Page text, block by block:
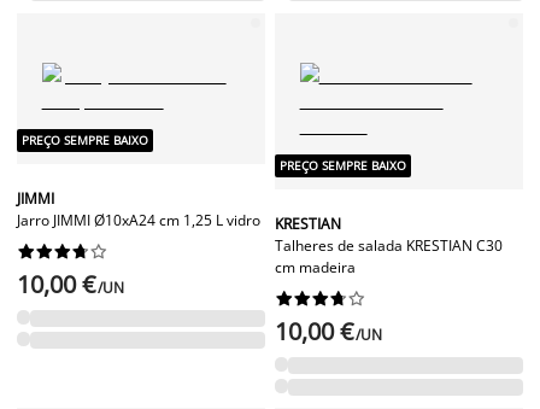
PREÇO SEMPRE BAIXO
JIMMI
Jarro JIMMI Ø10xA24 cm 1,25 L vidro






10,00 €/UN
PREÇO SEMPRE BAIXO
KRESTIAN
Talheres de salada KRESTIAN C30
cm madeira






10,00 €/UN